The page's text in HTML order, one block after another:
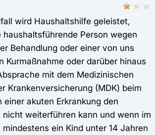
wird Haushaltshilfe geleistet,
haushaltsführende Person wegen
Behandlung oder einer von uns
Kurmaßnahme oder darüber hinaus
mit dem Medizinischen
Krankenversicherung (MDK) beim
einer akuten Erkrankung den
nicht weiterführen kann und wenn im
mindestens ein Kind unter 14 Jahren